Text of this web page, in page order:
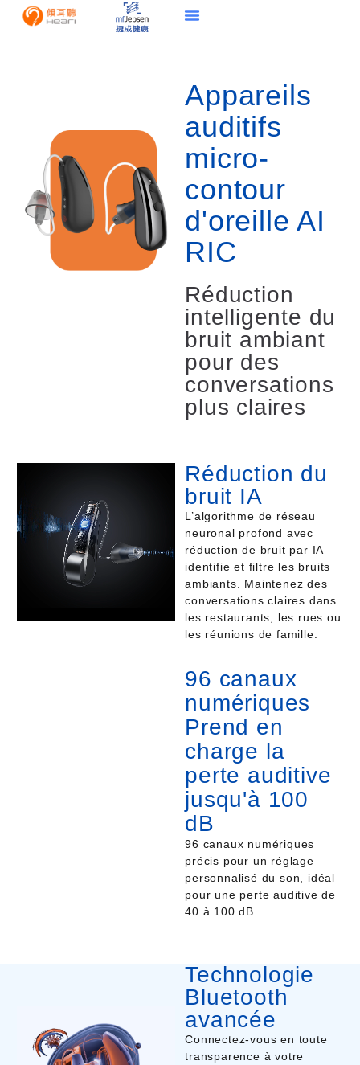
Appareils
auditifs
micro-
contour
d'oreille AI
RIC
Réduction
intelligente du
bruit ambiant
pour des
conversations
plus claires
Réduction du
bruit IA
L’algorithme de réseau
neuronal profond avec
réduction de bruit par IA
identifie et filtre les bruits
ambiants. Maintenez des
conversations claires dans
les restaurants, les rues ou
les réunions de famille.
96 canaux
numériques
Prend en
charge la
perte auditive
jusqu'à 100
dB
96 canaux numériques
précis pour un réglage
personnalisé du son, idéal
pour une perte auditive de
40 à 100 dB.
Technologie
Bluetooth
avancée
Connectez-vous en toute
transparence à votre